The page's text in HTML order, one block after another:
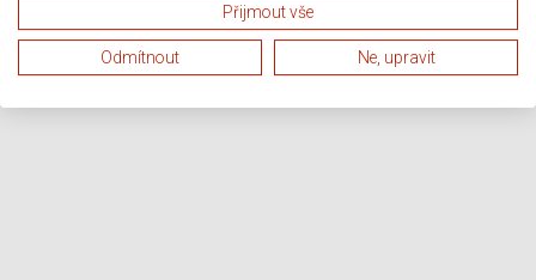
Přijmout vše
Odmítnout Ne, upravit